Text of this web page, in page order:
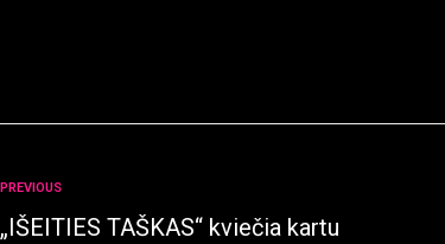
PREVIOUS
„IŠEITIES TAŠKAS“ kviečia kartu